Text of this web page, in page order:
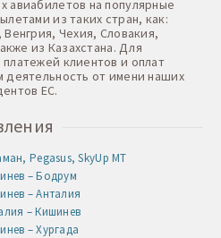
авиабилетов на популярные
из таких стран, как:
Чехия, Словакия,
из Казахстана. Для
клиентов и оплат
от имени наших
ЕС.
Pegasus, SkyUp MT
– Бодрум
– Анталия
– Кишинев
– Хургада